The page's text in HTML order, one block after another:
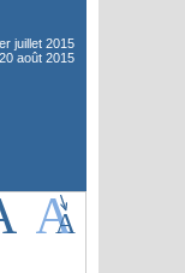
juillet 2015
août 2015